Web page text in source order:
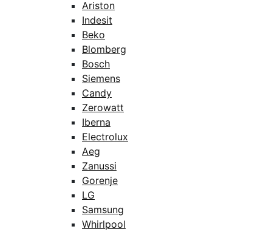
Ariston
Indesit
Beko
Blomberg
Bosch
Siemens
Candy
Zerowatt
Iberna
Electrolux
Aeg
Zanussi
Gorenje
LG
Samsung
Whirlpool